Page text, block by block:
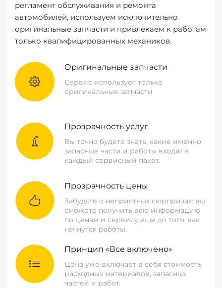
регламент обслуживания и ремонта
автомобилей, используем исключительно
оригинальные запчасти и привлекаем к работам
только квалифицированных механиков.
Оригинальные запчасти
Сервис использует только
оригинальные запчасти
Прозрачность услуг
Вы точно будете знать, какие именно
запасные части и работы входят в
каждый сервисный пакет.
Прозрачность цены
Забудьте о неприятных сюрпризах: вы
сможете получить всю информацию
по ценам и сервису еще до того, как
начнутся работы.
Принцип «Все включено»
Цена уже включает в себя стоимость
расходных материалов, запасных
частей и работ.